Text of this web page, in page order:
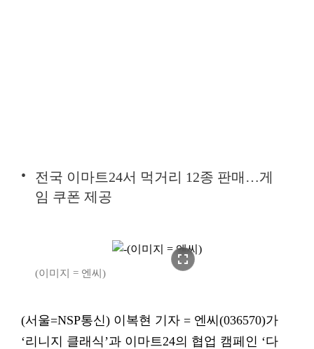
전국 이마트24서 먹거리 12종 판매…게
임 쿠폰 제공
fullscreen
(이미지 = 엔씨)
(서울=NSP통신) 이복현 기자 = 엔씨(036570)가
‘리니지 클래식’과 이마트24의 협업 캠페인 ‘다